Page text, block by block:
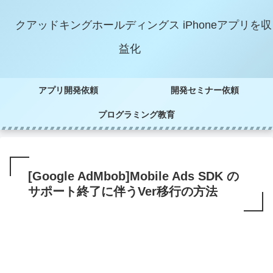
クアッドキングホールディングス iPhoneアプリを収
益化
アプリ開発依頼 開発セミナー依頼
プログラミング教育
[Google AdMbob]Mobile Ads SDK の
サポート終了に伴うVer移行の方法